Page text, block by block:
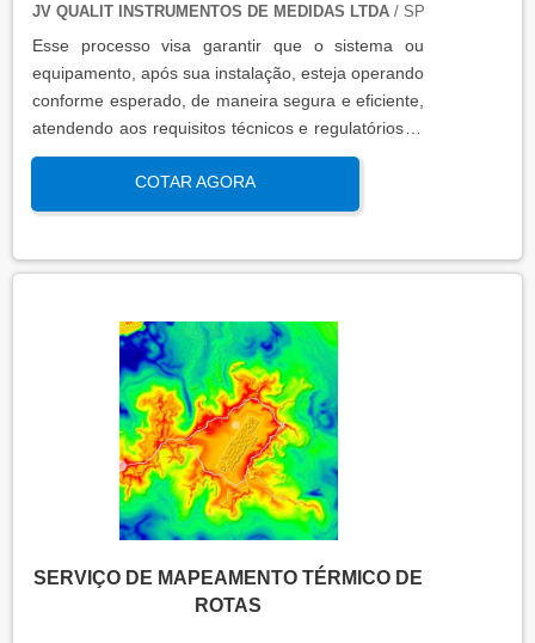
JV QUALIT INSTRUMENTOS DE MEDIDAS LTDA/ SP
Esse processo visa garantir que o sistema ou
equipamento, após sua instalação, esteja operando
conforme esperado, de maneira segura e eficiente,
atendendo aos requisitos técnicos e regulatórios. A
qualificação de operação é focada em verificar se o
sistema ou equipamento funciona dentro dos
parâmetros esperados em condições reais de
qualidade, produtividade e segurança no ambiente
COTAR AGORA
SERVIÇO DE MAPEAMENTO TÉRMICO DE
ROTAS